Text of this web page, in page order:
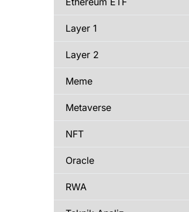
Layer 1
Layer 2
Meme
Metaverse
NFT
Oracle
RWA